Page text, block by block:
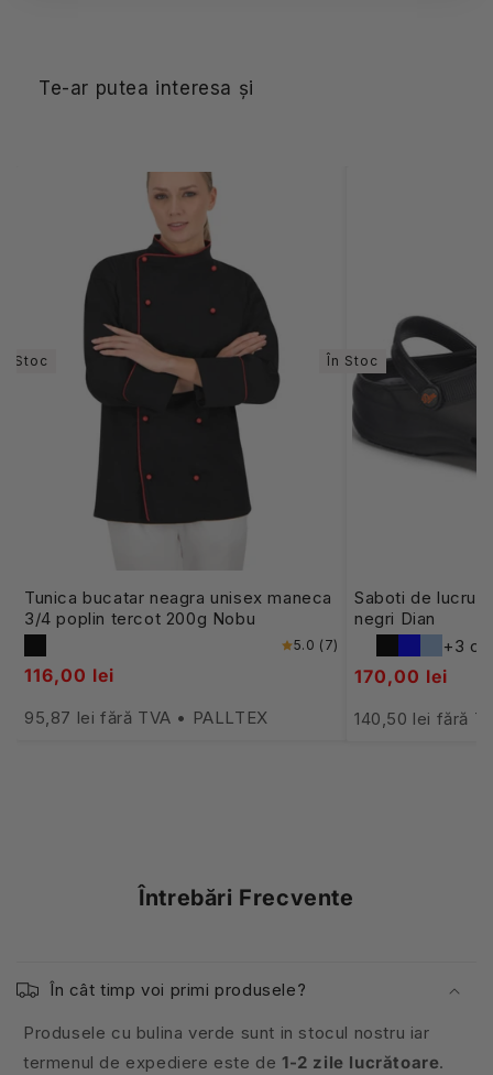
Te-ar putea interesa și
Stoc
Tunica bucatar neagra unisex maneca
3/4 poplin tercot 200g Nobu
5.0 (7)
116,00 lei
95,87 lei fără TVA • PALLTEX
În Stoc
Saboti de lucru
negri Dian
+3
170,00 lei
140,50 lei fără
Întrebări Frecvente
În cât timp voi primi produsele?
Produsele cu bulina verde sunt in stocul nostru iar
termenul de expediere este de1-2 zile lucrătoare.